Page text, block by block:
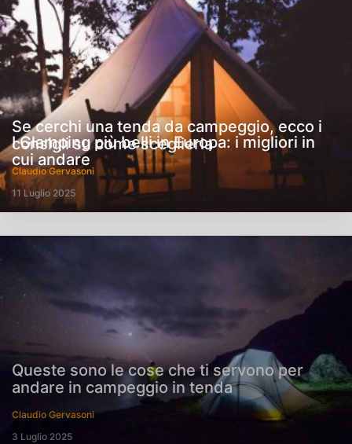
Se cerchi una tenda da campeggio, ecco i
consigli su come sceglierla
Claudio Gervasoni
11 Luglio 2025
Queste sono le cose che ti servono per
andare in campeggio in tenda
Claudio Gervasoni
3 Luglio 2025
I Glamping più belli in Europa: i migliori in
cui andare